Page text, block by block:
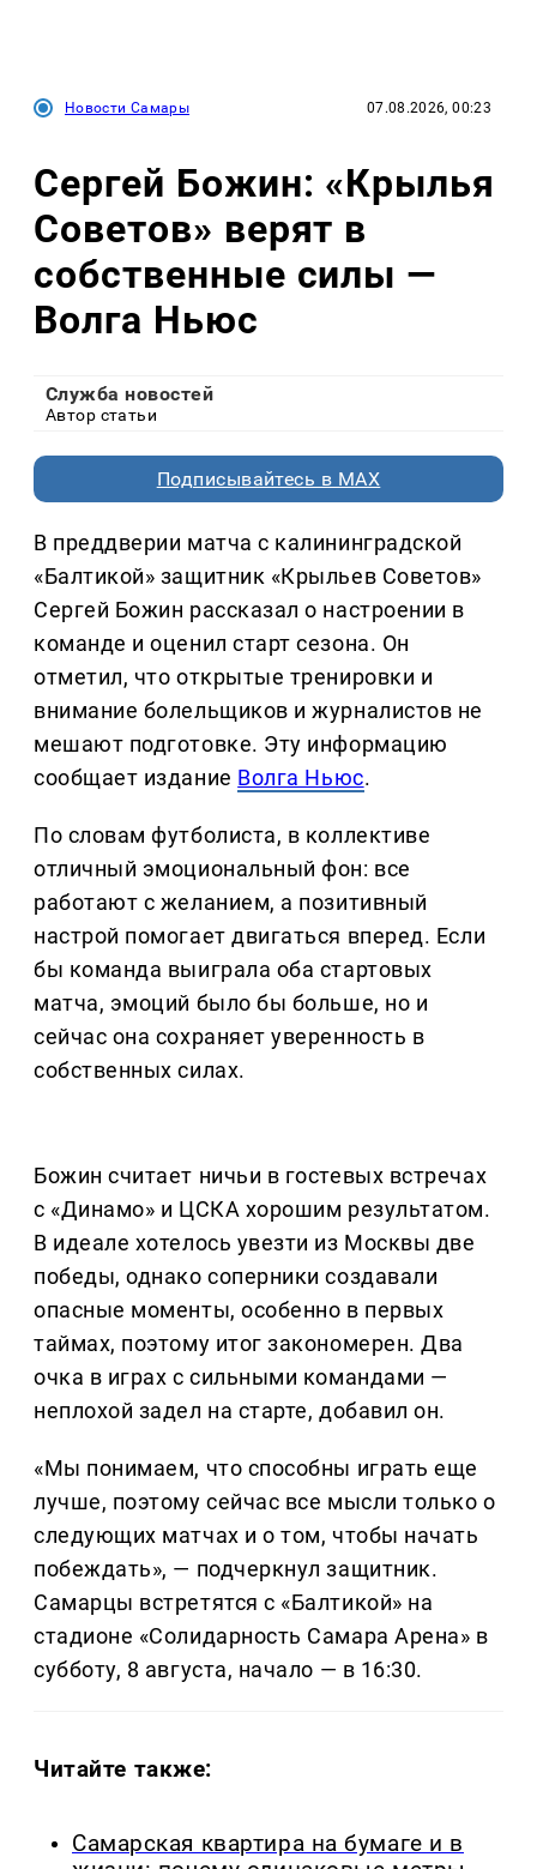
Новости Самары 07.08.2026, 00:23
Сергей Божин: «Крылья
Советов» верят в
собственные силы —
Волга Ньюс
Служба новостей
Автор статьи
Подписывайтесь в MAX
В преддверии матча с калининградской
«Балтикой» защитник «Крыльев Советов»
Сергей Божин рассказал о настроении в
команде и оценил старт сезона. Он
отметил, что открытые тренировки и
внимание болельщиков и журналистов не
мешают подготовке. Эту информацию
сообщает издание Волга Ньюс.
По словам футболиста, в коллективе
отличный эмоциональный фон: все
работают с желанием, а позитивный
настрой помогает двигаться вперед. Если
бы команда выиграла оба стартовых
матча, эмоций было бы больше, но и
сейчас она сохраняет уверенность в
собственных силах.
Божин считает ничьи в гостевых встречах
с «Динамо» и ЦСКА хорошим результатом.
В идеале хотелось увезти из Москвы две
победы, однако соперники создавали
опасные моменты, особенно в первых
таймах, поэтому итог закономерен. Два
очка в играх с сильными командами —
неплохой задел на старте, добавил он.
«Мы понимаем, что способны играть еще
лучше, поэтому сейчас все мысли только о
следующих матчах и о том, чтобы начать
побеждать», — подчеркнул защитник.
Самарцы встретятся с «Балтикой» на
стадионе «Солидарность Самара Арена» в
субботу, 8 августа, начало — в 16:30.
Читайте также:
Самарская квартира на бумаге и в